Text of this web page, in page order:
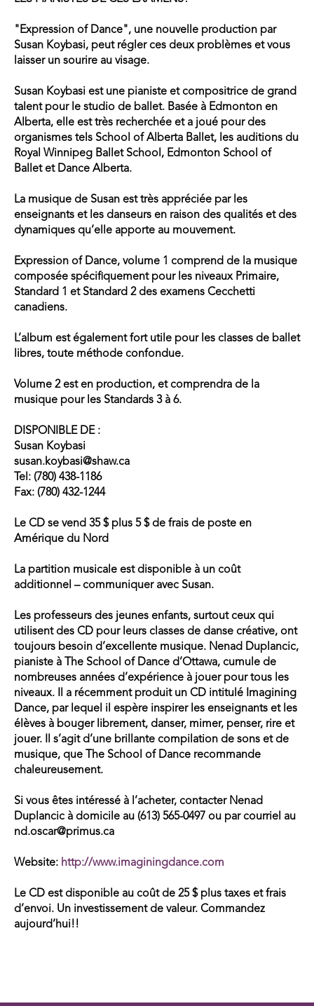
"Expression of Dance", une nouvelle production par
Susan Koybasi, peut régler ces deux problèmes et vous
laisser un sourire au visage.
Susan Koybasi est une pianiste et compositrice de grand
talent pour le studio de ballet. Basée à Edmonton en
Alberta, elle est très recherchée et a joué pour des
organismes tels School of Alberta Ballet, les auditions du
Royal Winnipeg Ballet School, Edmonton School of
Ballet et Dance Alberta.
La musique de Susan est très appréciée par les
enseignants et les danseurs en raison des qualités et des
dynamiques qu’elle apporte au mouvement.
Expression of Dance, volume 1 comprend de la musique
composée spécifiquement pour les niveaux Primaire,
Standard 1 et Standard 2 des examens Cecchetti
canadiens.
L’album est également fort utile pour les classes de ballet
libres, toute méthode confondue.
Volume 2 est en production, et comprendra de la
musique pour les Standards 3 à 6.
DISPONIBLE DE :
Susan Koybasi
susan.koybasi@shaw.ca
Tel: (780) 438-1186
Fax: (780) 432-1244
Le CD se vend 35 $ plus 5 $ de frais de poste en
Amérique du Nord
La partition musicale est disponible à un coût
additionnel – communiquer avec Susan.
Les professeurs des jeunes enfants, surtout ceux qui
utilisent des CD pour leurs classes de danse créative, ont
toujours besoin d’excellente musique. Nenad Duplancic,
pianiste à The School of Dance d’Ottawa, cumule de
nombreuses années d’expérience à jouer pour tous les
niveaux. Il a récemment produit un CD intitulé Imagining
Dance, par lequel il espère inspirer les enseignants et les
élèves à bouger librement, danser, mimer, penser, rire et
jouer. Il s’agit d’une brillante compilation de sons et de
musique, que The School of Dance recommande
chaleureusement.
Si vous êtes intéressé à l’acheter, contacter Nenad
Duplancic à domicile au (613) 565-0497 ou par courriel au
nd.oscar@primus.ca
Website: http://www.imaginingdance.com
Le CD est disponible au coût de 25 $ plus taxes et frais
d’envoi. Un investissement de valeur. Commandez
aujourd’hui!!